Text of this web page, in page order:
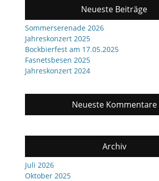
Neueste Beiträge
Sommerserenade 2026
Jahreskonzert 2025
Bockbierfest am 17.05.2025
Fasnetsbesen 2025
Jahreskonzert 2024
Neueste Kommentare
Archiv
Juli 2026
Oktober 2025